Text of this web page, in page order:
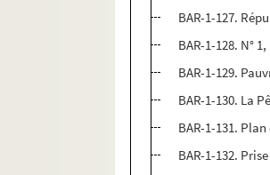
BAR-1-127.
BAR-1-128. N°
BAR-1-129.
BAR-1-130. La
BAR-1-131.
BAR-1-132.